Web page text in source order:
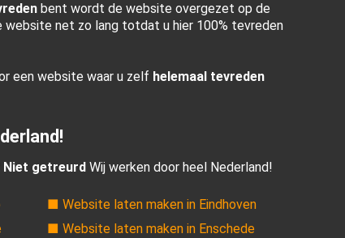
bent wordt de website overgezet op de
website net zo lang totdat u hier 100% tevreden
een website waar u zelf helemaal tevreden
Niet getreurd Wij werken door heel Nederland!
■ Website laten maken in Eindhoven
■ Website laten maken in Enschede